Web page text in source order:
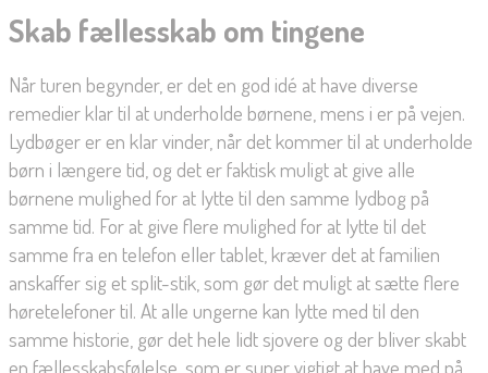
Skab fællesskab om tingene
Når turen begynder, er det en god idé at have diverse
remedier klar til at underholde børnene, mens i er på vejen.
Lydbøger er en klar vinder, når det kommer til at underholde
børn i længere tid, og det er faktisk muligt at give alle
børnene mulighed for at lytte til den samme lydbog på
samme tid. For at give flere mulighed for at lytte til det
samme fra en telefon eller tablet, kræver det at familien
anskaffer sig et split-stik, som gør det muligt at sætte flere
høretelefoner til. At alle ungerne kan lytte med til den
samme historie, gør det hele lidt sjovere og der bliver skabt
en fællesskabsfølelse, som er super vigtigt at have med på